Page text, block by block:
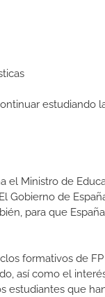
estudiando
el Ministro de
Gobierno de
para que
formativos de
así como el
estudiantes que